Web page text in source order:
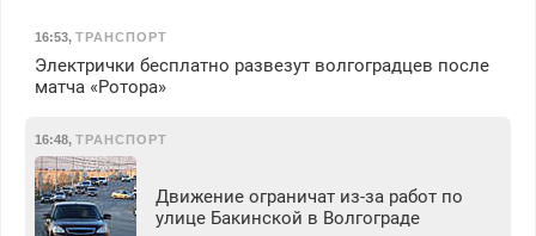
16:53, ТРАНСПОРТ
Электрички бесплатно развезут волгоградцев после
матча «Ротора»
16:48, ТРАНСПОРТ
Движение ограничат из-за работ по
улице Бакинской в Волгограде